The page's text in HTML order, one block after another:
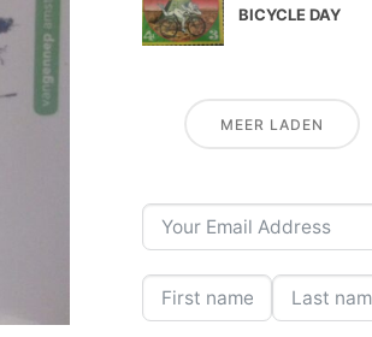
BICYCLE DAY
MEER LADEN